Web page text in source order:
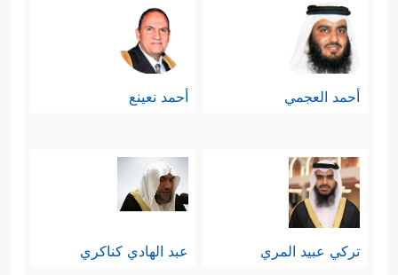
أحمد العجمي أحمد نعينع
تركي عبيد المري عبد الهادي كناكري